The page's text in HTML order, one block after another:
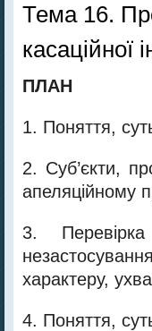
Тема 16.
касаційної
ПЛАН
1. Поняття,
2. Суб’єкти,
апеляційному
3.
характеру,
4. Поняття,